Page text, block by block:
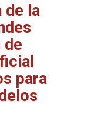
de la
de
para